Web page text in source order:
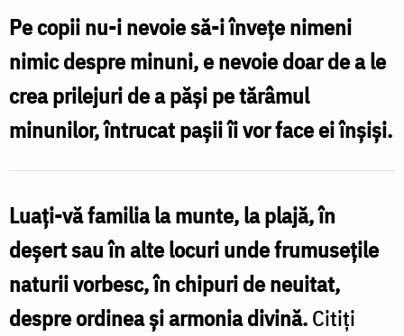
natură
și
arătați-
le
viața
este
un
Pe copii nu-i nevoie să-i înveţe nimeni
nimic despre minuni, e nevoie doar de a le
crea prilejuri de a păşi pe tărâmul
minunilor, întrucat paşii îi vor face ei înşişi.
Luaţi-vă familia la munte, la plajă, în
deşert sau în alte locuri unde frumuseţile
naturii vorbesc, în chipuri de neuitat,
despre ordinea şi armonia divină.Citiţi